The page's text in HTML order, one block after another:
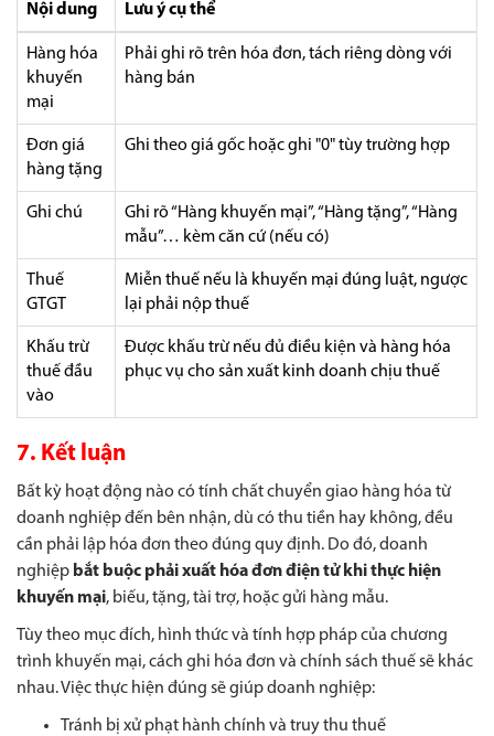
Nội dung Lưu ý cụ thể
Hàng hóa
khuyến
mại
Phải ghi rõ trên hóa đơn, tách riêng dòng với
hàng bán
Đơn giá
hàng tặng
Ghi theo giá gốc hoặc ghi "0" tùy trường hợp
Ghi chú
Ghi rõ “Hàng khuyến mại”, “Hàng tặng”, “Hàng
mẫu”… kèm căn cứ (nếu có)
Thuế
GTGT
Miễn thuế nếu là khuyến mại đúng luật, ngược
lại phải nộp thuế
Khấu trừ
thuế đầu
vào
Được khấu trừ nếu đủ điều kiện và hàng hóa
phục vụ cho sản xuất kinh doanh chịu thuế
7. Kết luận
Bất kỳ hoạt động nào có tính chất chuyển giao hàng hóa từ
doanh nghiệp đến bên nhận, dù có thu tiền hay không, đều
cần phải lập hóa đơn theo đúng quy định. Do đó, doanh
nghiệp bắt buộc phải xuất hóa đơn điện tử khi thực hiện
khuyến mại, biếu, tặng, tài trợ, hoặc gửi hàng mẫu.
Tùy theo mục đích, hình thức và tính hợp pháp của chương
trình khuyến mại, cách ghi hóa đơn và chính sách thuế sẽ khác
nhau. Việc thực hiện đúng sẽ giúp doanh nghiệp:
Tránh bị xử phạt hành chính và truy thu thuế